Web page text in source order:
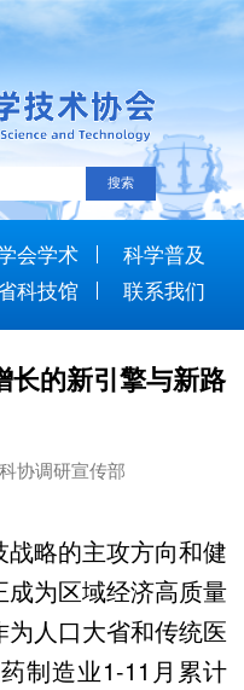
会学术
科学普及
科技馆 联系我们
长的新引擎与新路
协调研宣传部
略的主攻方向和健
为区域经济高质量
人口大省和传统医
制造业1-11月累计